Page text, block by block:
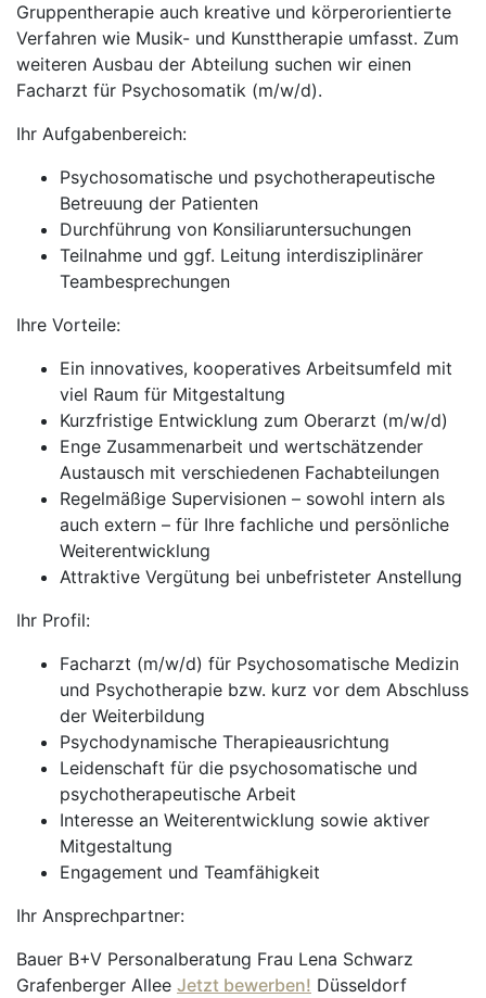
Gruppentherapie auch kreative und körperorientierte
Verfahren wie Musik- und Kunsttherapie umfasst. Zum
weiteren Ausbau der Abteilung suchen wir einen
Facharzt für Psychosomatik (m/w/d).
Ihr Aufgabenbereich:
Psychosomatische und psychotherapeutische
Betreuung der Patienten
Durchführung von Konsiliaruntersuchungen
Teilnahme und ggf. Leitung interdisziplinärer
Teambesprechungen
Ihre Vorteile:
Ein innovatives, kooperatives Arbeitsumfeld mit
viel Raum für Mitgestaltung
Kurzfristige Entwicklung zum Oberarzt (m/w/d)
Enge Zusammenarbeit und wertschätzender
Austausch mit verschiedenen Fachabteilungen
Regelmäßige Supervisionen – sowohl intern als
auch extern – für Ihre fachliche und persönliche
Weiterentwicklung
Attraktive Vergütung bei unbefristeter Anstellung
Ihr Profil:
Facharzt (m/w/d) für Psychosomatische Medizin
und Psychotherapie bzw. kurz vor dem Abschluss
der Weiterbildung
Psychodynamische Therapieausrichtung
Leidenschaft für die psychosomatische und
psychotherapeutische Arbeit
Interesse an Weiterentwicklung sowie aktiver
Mitgestaltung
Engagement und Teamfähigkeit
Ihr Ansprechpartner:
Bauer B+V Personalberatung Frau Lena Schwarz
Grafenberger Allee Jetzt bewerben! Düsseldorf